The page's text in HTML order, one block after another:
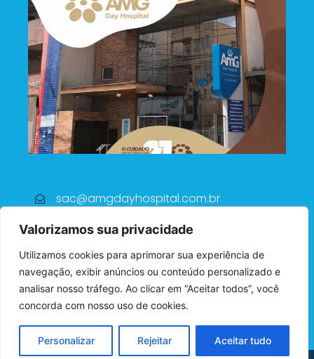
Valorizamos sua privacidade
Utilizamos cookies para aprimorar sua experiência de
navegação, exibir anúncios ou conteúdo personalizado e
analisar nosso tráfego. Ao clicar em “Aceitar todos”, você
concorda com nosso uso de cookies.
Personalizar Rejeitar Aceitar tudo
sac@amgdayhospital.com.br
Av. Altam irando de Araújo, 169 Centro -
Simões Filho
Pç Dr. Francisco G. Dantas Fontes, 44
Centro - Candeias